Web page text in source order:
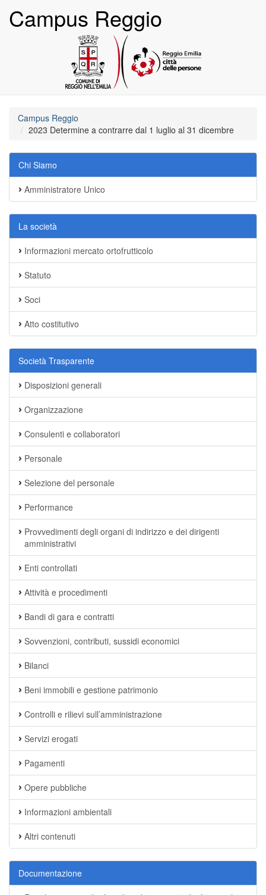
Campus Reggio
Campus Reggio
2023 Determine a contrarre dal 1 luglio al 31 dicembre
Chi Siamo
Amministratore Unico
La società
Informazioni mercato ortofrutticolo
Statuto
Soci
Atto costitutivo
Società Trasparente
Disposizioni generali
Organizzazione
Consulenti e collaboratori
Personale
Selezione del personale
Performance
Provvedimenti degli organi di indirizzo e dei dirigenti
amministrativi
Enti controllati
Attività e procedimenti
Bandi di gara e contratti
Sovvenzioni, contributi, sussidi economici
Bilanci
Beni immobili e gestione patrimonio
Controlli e rilievi sull’amministrazione
Servizi erogati
Pagamenti
Opere pubbliche
Informazioni ambientali
Altri contenuti
Documentazione